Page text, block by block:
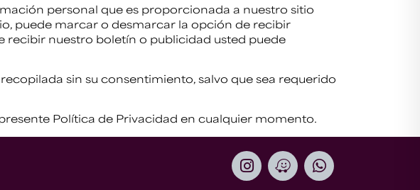
personal que es proporcionada a nuestro sitio
puede marcar o desmarcar la opción de recibir
nuestro boletín o publicidad usted puede
sin su consentimiento, salvo que sea requerido
Política de Privacidad en cualquier momento.